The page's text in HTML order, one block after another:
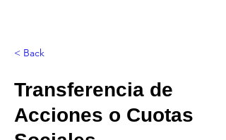
< Back
Transferencia de
Acciones o Cuotas